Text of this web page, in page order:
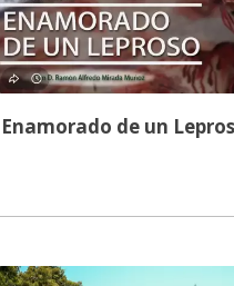
Enamorado de un